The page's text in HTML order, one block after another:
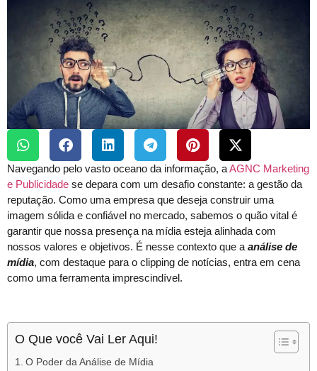
Navegando pelo vasto oceano da informação, aAGNC Marketing
e Publicidade se depara com um desafio constante: a gestão da
reputação. Como uma empresa que deseja construir uma
imagem sólida e confiável no mercado, sabemos o quão vital é
garantir que nossa presença na mídia esteja alinhada com
nossos valores e objetivos. É nesse contexto que a análise de
mídia, com destaque para o clipping de notícias, entra em cena
como uma ferramenta imprescindível.
O Que você Vai Ler Aqui!
O Poder da Análise de Mídia